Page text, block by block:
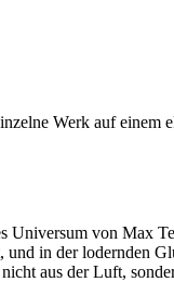
Werk auf einem
Universum von Max
in der lodernden
aus der Luft,